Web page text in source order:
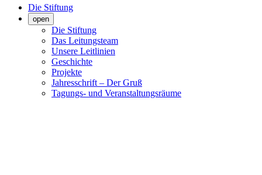
Die Stiftung
open
Die Stiftung
Das Leitungsteam
Unsere Leitlinien
Geschichte
Projekte
Jahresschrift – Der Gruß
Tagungs- und Veranstaltungsräume